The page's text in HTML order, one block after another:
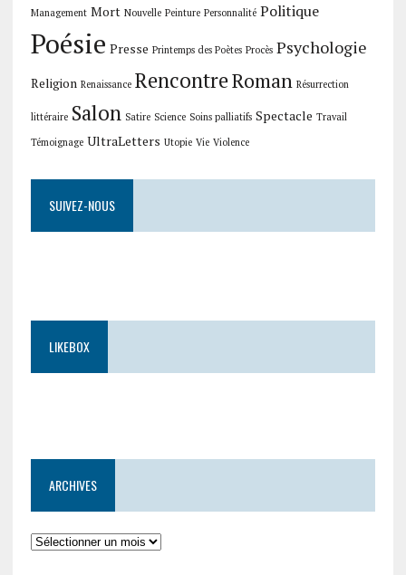
Management Mort Nouvelle Peinture Personnalité Politique
Poésie Presse Printemps des Poètes Procès Psychologie
Religion Renaissance RencontreRoman Résurrection
littéraire Salon Satire Science Soins palliatifs Spectacle Travail
Témoignage UltraLetters Utopie Vie Violence
SUIVEZ-NOUS
LIKEBOX
ARCHIVES
Archives